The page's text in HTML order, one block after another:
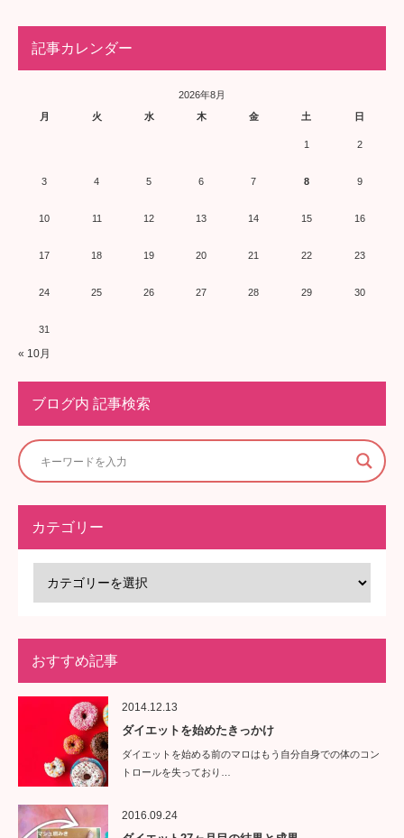
記事カレンダー
2026年8月
月
火 水 木 金 土 日
1 2
3 4 5 6 7 8 9
10 11 12 13 14 15 16
17 18 19 20 21 22 23
24 25 26 27 28 29 30
31
« 10月
ブログ内 記事検索
カテゴリー
おすすめ記事
2014.12.13
ダイエットを始めたきっかけ
ダイエットを始める前のマロはもう自分自身での体のコン
トロールを失っており…
2016.09.24